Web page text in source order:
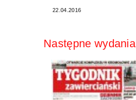
22.04.2016
Następne wydania